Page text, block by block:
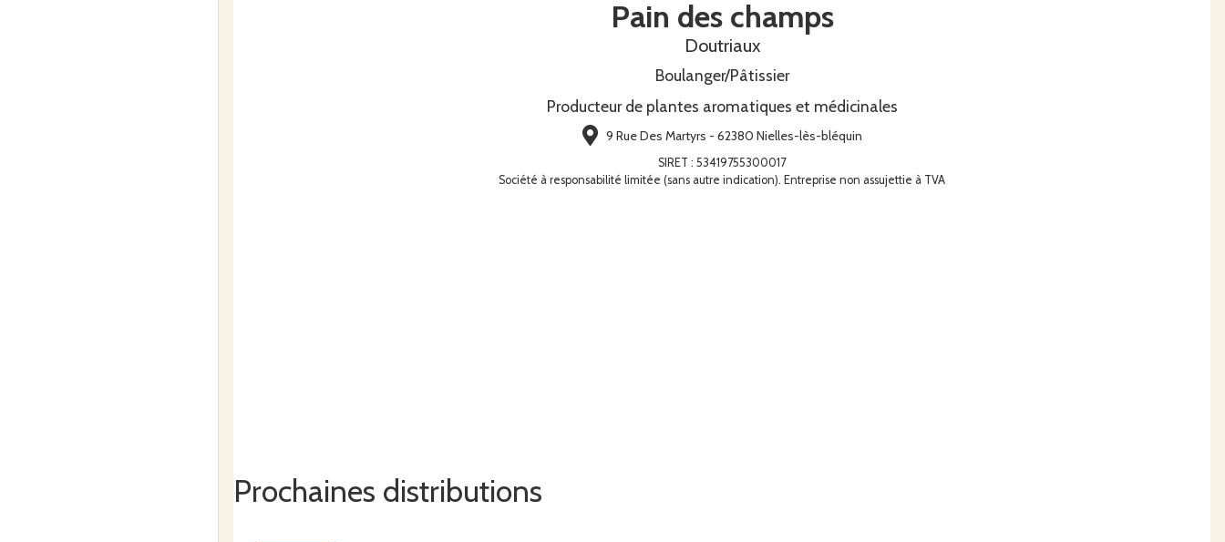
Pain des champs
Doutriaux
Boulanger/Pâtissier
Producteur de plantes aromatiques et médicinales
9 Rue Des Martyrs - 62380 Nielles-lès-bléquin
SIRET : 53419755300017
Société à responsabilité limitée (sans autre indication). Entreprise non assujettie à TVA
Prochaines distributions